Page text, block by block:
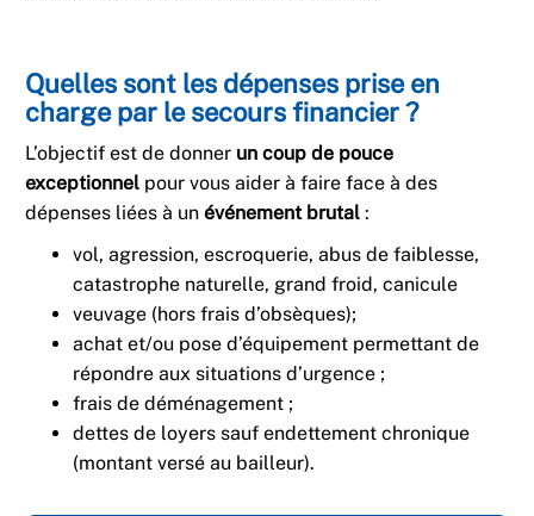
Quelles sont les dépenses prise en
charge par le secours financier ?
L’objectif est de donner un coup de pouce
exceptionnel pour vous aider à faire face à des
dépenses liées à un événement brutal :
vol, agression, escroquerie, abus de faiblesse,
catastrophe naturelle, grand froid, canicule
veuvage (hors frais d’obsèques);
achat et/ou pose d’équipement permettant de
répondre aux situations d’urgence ;
frais de déménagement ;
dettes de loyers sauf endettement chronique
(montant versé au bailleur).